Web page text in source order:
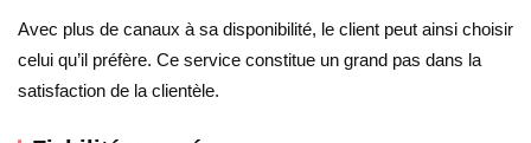
Avec plus de canaux à sa disponibilité, le client peut ainsi choisir
celui qu’il préfère. Ce service constitue un grand pas dans la
satisfaction de la clientèle.